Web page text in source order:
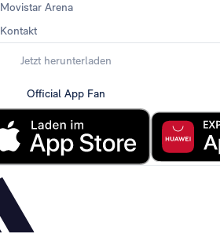
Movistar Arena
Kontakt
Jetzt herunterladen
Official App Fan